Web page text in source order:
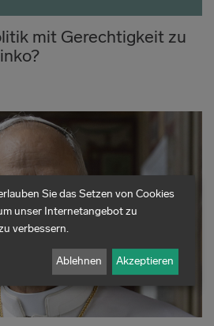
mit Gerechtigkeit zu
Sie das Setzen von Cookies
unser Internetangebot zu
verbessern.
Ablehnen Akzeptieren